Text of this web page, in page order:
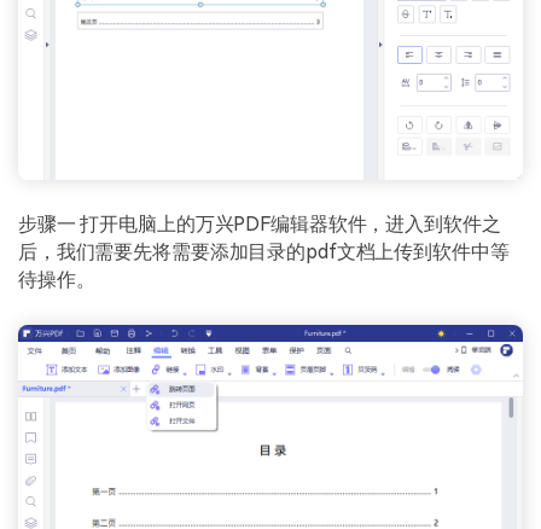
步骤一 打开电脑上的万兴PDF编辑器软件，进入到软件之
后，我们需要先将需要添加目录的pdf文档上传到软件中等
待操作。